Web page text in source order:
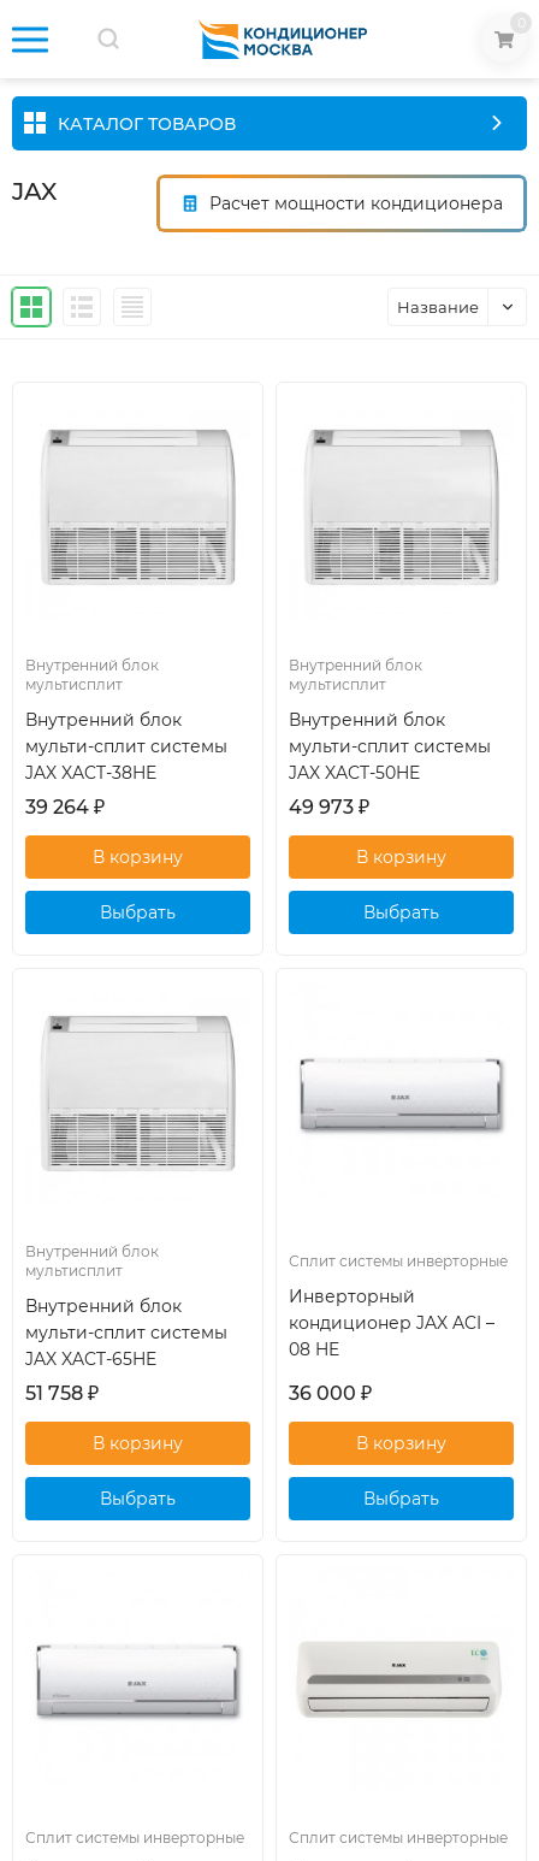
КАТАЛОГ ТОВАРОВ
JAX Расчет мощности кондиционера
Название
Внутренний блок
мультисплит
Внутренний блок
мульти-сплит системы
JAX XACT-38HE
39 264 ₽
Выбрать
Внутренний блок
мультисплит
Внутренний блок
мульти-сплит системы
JAX XACT-50HE
49 973 ₽
Выбрать
Внутренний блок
мультисплит
Внутренний блок
мульти-сплит системы
JAX XACT-65HE
51 758 ₽
Выбрать
Сплит системы инверторные
Инверторный
кондиционер JAX ACI –
08 HE
36 000 ₽
Выбрать
Сплит системы инверторные Сплит системы инверторные